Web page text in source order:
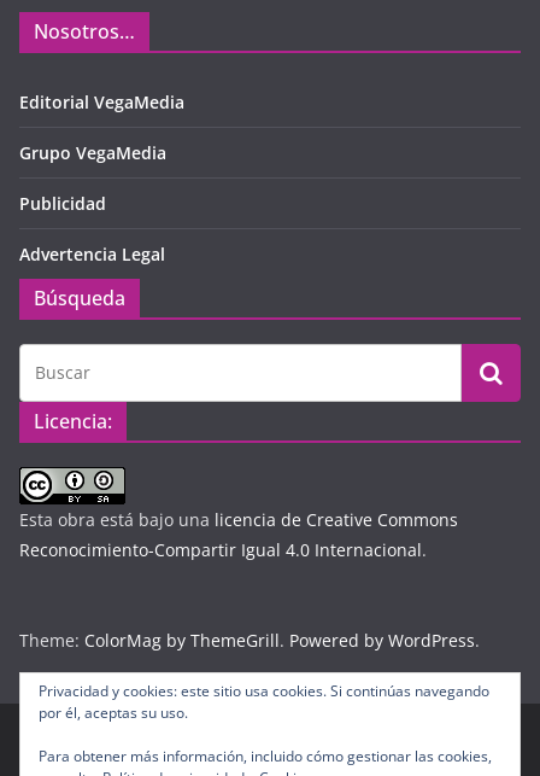
Nosotros…
Editorial VegaMedia
Grupo VegaMedia
Publicidad
Advertencia Legal
Búsqueda
Licencia:
Esta obra está bajo una licencia de Creative Commons
Reconocimiento-Compartir Igual 4.0 Internacional.
Theme: ColorMag by ThemeGrill. Powered by WordPress.
Privacidad y cookies: este sitio usa cookies. Si continúas navegando
por él, aceptas su uso.
Para obtener más información, incluido cómo gestionar las cookies,